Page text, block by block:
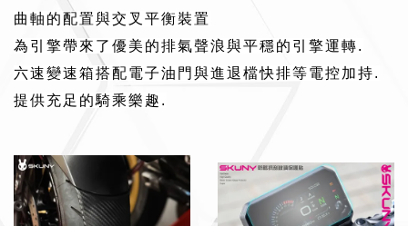
曲軸的配置與交叉平衡裝置
為引擎帶來了優美的排氣聲浪與平穩的引擎運轉.
六速變速箱搭配電子油門與進退檔快排等電控加持.
提供充足的騎乘樂趣.